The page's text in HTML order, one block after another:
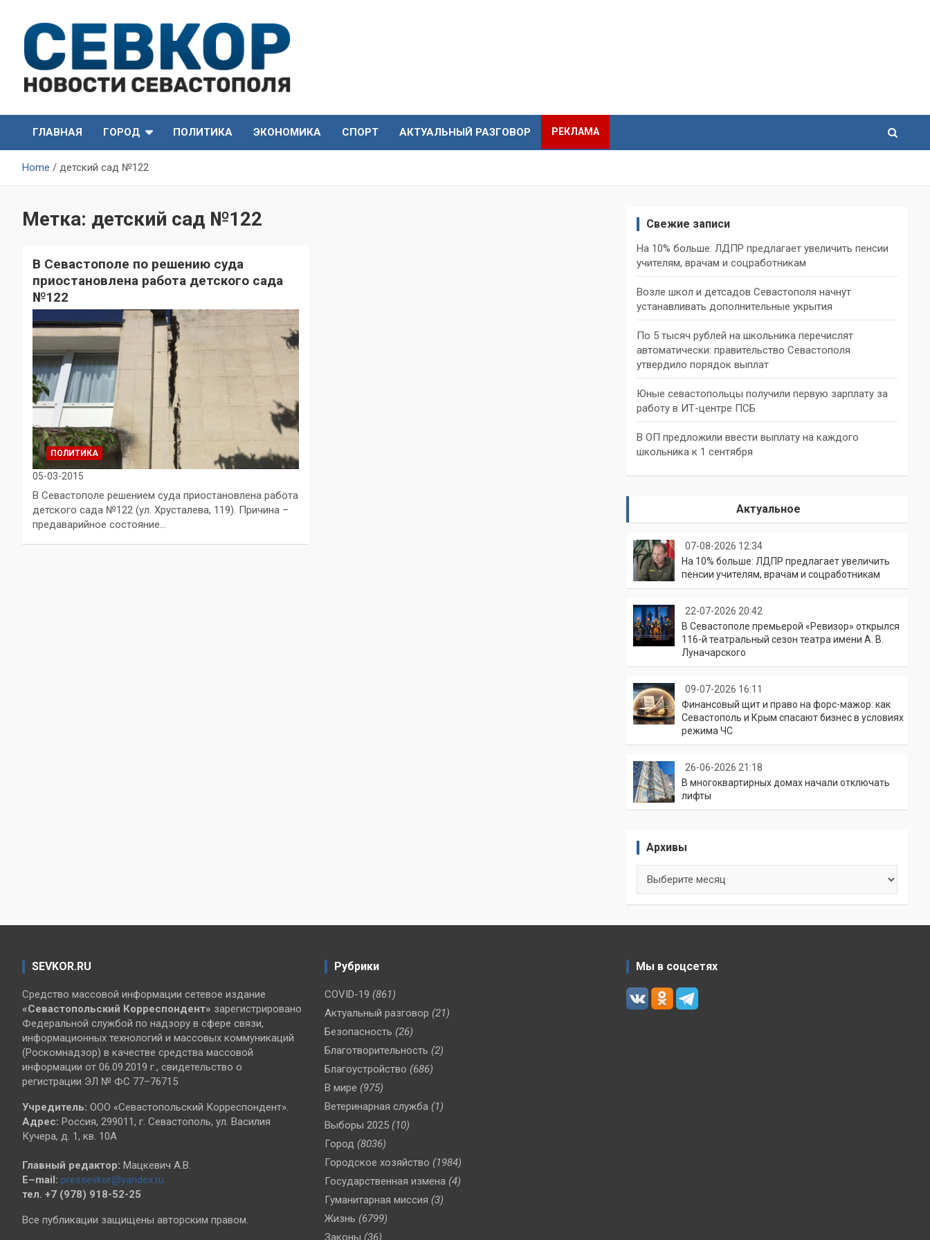
content
СевКор — Новости
Севастополя
Севастополя
ГЛАВНАЯ
ГОРОД ПОЛИТИКА ЭКОНОМИКА СПОРТ АКТУАЛЬНЫЙ РАЗГОВОР РЕКЛАМА
Home детский сад №122
Метка: детский сад №122
В Севастополе по решению суда
приостановлена работа детского сада
№122
ПОЛИТИКА
05-03-2015
В Севастополе решением суда приостановлена работа
детского сада №122 (ул. Хрусталева, 119). Причина –
предаварийное состояние…
Свежие записи
На 10% больше: ЛДПР предлагает увеличить пенсии
учителям, врачам и соцработникам
Возле школ и детсадов Севастополя начнут
устанавливать дополнительные укрытия
По 5 тысяч рублей на школьника перечислят
автоматически: правительство Севастополя
утвердило порядок выплат
Юные севастопольцы получили первую зарплату за
работу в ИТ-центре ПСБ
В ОП предложили ввести выплату на каждого
школьника к 1 сентября
Актуальное
07-08-2026 12:34
На 10% больше: ЛДПР предлагает увеличить
пенсии учителям, врачам и соцработникам
22-07-2026 20:42
В Севастополе премьерой «Ревизор» открылся
116-й театральный сезон театра имени А. В.
Луначарского
09-07-2026 16:11
Финансовый щит и право на форс-мажор: как
Севастополь и Крым спасают бизнес в условиях
режима ЧС
26-06-2026 21:18
В многоквартирных домах начали отключать
лифты
Архивы
SEVKOR.RU
Средство массовой информации сетевое издание
«Севастопольский Корреспондент» зарегистрировано
Федеральной службой по надзору в сфере связи,
информационных технологий и массовых коммуникаций
(Роскомнадзор) в качестве средства массовой
информации от 06.09.2019 г., свидетельство о
регистрации ЭЛ № ФС 77–76715
Учредитель: ООО «Севастопольский Корреспондент».
Адрес: Россия, 299011, г. Севастополь, ул. Василия
Кучера, д. 1, кв. 10А
Главный редактор: Мацкевич А.В.
E–mail: pressevkor@yandex.ru
тел. +7 (978) 918-52-25
Все публикации защищены авторским правом.
Рубрики
COVID-19 (861)
Актуальный разговор (21)
Безопасность (26)
Благотворительность (2)
Благоустройство (686)
В мире (975)
Ветеринарная служба (1)
Выборы 2025 (10)
Город (8036)
Городское хозяйство (1984)
Государственная измена (4)
Гуманитарная миссия (3)
Жизнь (6799)
Законы (36)
Мы в соцсетях